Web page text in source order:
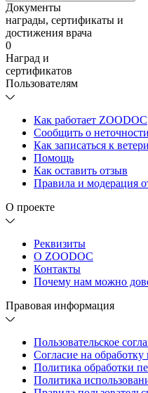
Документы
награды, сертификаты и
достижения врача
0
Наград и
сертификатов
Пользователям
Как работает ZOODOC
Сообщить о неточности
Как записаться к
Помощь
Как оставить отзыв
Правила и модерация
О проекте
Реквизиты
О ZOODOC
Контакты
Почему нам можно
Правовая информация
Пользовательское
Согласие на
Политика обработки
Политика